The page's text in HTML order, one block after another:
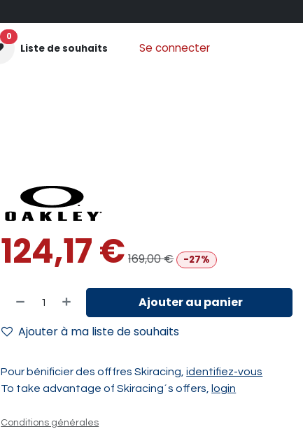
0
Liste de souhaits Se connecter
124,17€ 169,00€ -27%
Ajouter au panier
Ajouter à ma liste de souhaits
Pour bénificier des offfres Skiracing,identifiez-vous
To take advantage of Skiracing´s offers, login
Conditions générales